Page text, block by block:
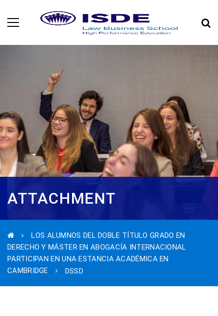
ATTACHMENT
LOS ALUMNOS DEL DOBLE TÍTULO GRADO EN
DERECHO Y MÁSTER EN ABOGACÍA INTERNACIONAL
PARTICIPAN EN UNA ESTANCIA ACADÉMICA EN
CAMBRIDGE
DSSD